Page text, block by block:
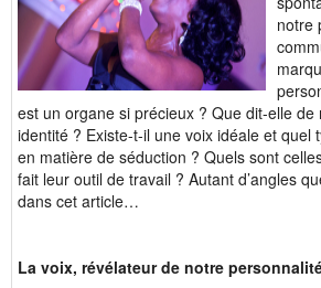
notre
est un organe si précieux ? Que dit-elle de
identité ? Existe-t-il une voix idéale et quel
en matière de séduction ? Quels sont
fait leur outil de travail ? Autant d’angles
dans cet article…
La voix, révélateur de notre